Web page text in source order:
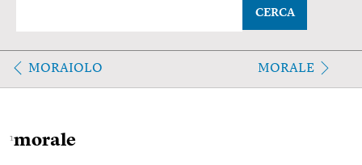
CERCA
MORAIOLO MORALE
1morale